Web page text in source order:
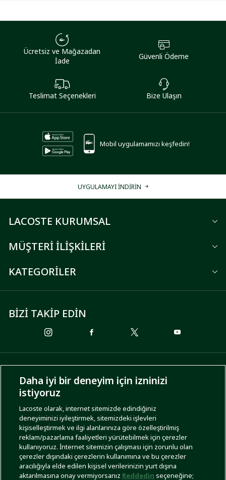
Ücretsiz ve Mağazadan
İade
Güvenli Ödeme
Teslimat Seçenekleri Bize Ulaşın
Mobil uygulamamızı keşfedin!
UYGULAMAYI İNDİRİN
LACOSTE KURUMSAL
MÜŞTERİ İLİŞKİLERİ
KATEGORİLER
BİZİ TAKİP EDİN
ÖDEME SEÇENEKLERİ
KARGO SEÇENEKLERİ
Daha iyi bir deneyim için izninizi
istiyoruz
Lacoste olarak, internet sitemizde edindiğiniz
deneyiminizi iyileştirmek, sitemizdeki işlevleri
kişiselleştirmek ve ilgi alanlarınıza göre özelleştirilmiş
reklam/pazarlama faaliyetleri yürütebilmek için çerezler
kullanıyoruz. İnternet sitemizin çalışması için zorunlu olan
çerezler dışındaki çerezlerin kullanımına ve bu çerezler
aracılığıyla elde edilen kişisel verilerinizin yurt dışına
aktarılmasına onay vermiyorsanız Reddedin seçeneğine;